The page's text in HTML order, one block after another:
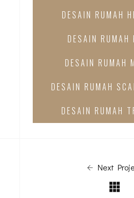
DESAIN RUMAH
DESAIN RUMAH
DESAIN RUMAH
DESAIN RUMAH
DESAIN RUMAH
Next